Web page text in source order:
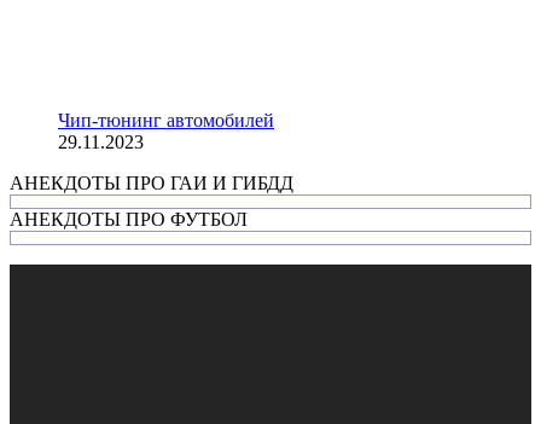
Чип-тюнинг автомобилей
29.11.2023
АНЕКДОТЫ ПРО ГАИ И ГИБДД
АНЕКДОТЫ ПРО ФУТБОЛ